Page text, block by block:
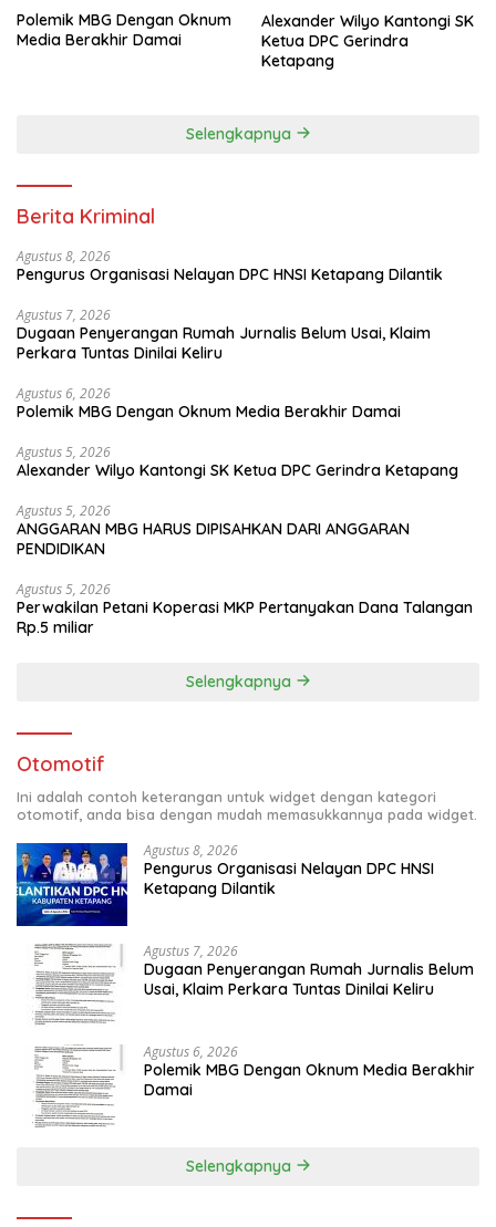
Polemik MBG Dengan Oknum
Media Berakhir Damai
Alexander Wilyo Kantongi SK
Ketua DPC Gerindra
Ketapang
Selengkapnya
Berita Kriminal
Agustus 8, 2026
Pengurus Organisasi Nelayan DPC HNSI Ketapang Dilantik
Agustus 7, 2026
Dugaan Penyerangan Rumah Jurnalis Belum Usai, Klaim
Perkara Tuntas Dinilai Keliru
Agustus 6, 2026
Polemik MBG Dengan Oknum Media Berakhir Damai
Agustus 5, 2026
Alexander Wilyo Kantongi SK Ketua DPC Gerindra Ketapang
Agustus 5, 2026
ANGGARAN MBG HARUS DIPISAHKAN DARI ANGGARAN
PENDIDIKAN
Agustus 5, 2026
Perwakilan Petani Koperasi MKP Pertanyakan Dana Talangan
Rp.5 miliar
Selengkapnya
Otomotif
Ini adalah contoh keterangan untuk widget dengan kategori
otomotif, anda bisa dengan mudah memasukkannya pada widget.
Agustus 8, 2026
Pengurus Organisasi Nelayan DPC HNSI
Ketapang Dilantik
Agustus 7, 2026
Dugaan Penyerangan Rumah Jurnalis Belum
Usai, Klaim Perkara Tuntas Dinilai Keliru
Agustus 6, 2026
Polemik MBG Dengan Oknum Media Berakhir
Damai
Selengkapnya